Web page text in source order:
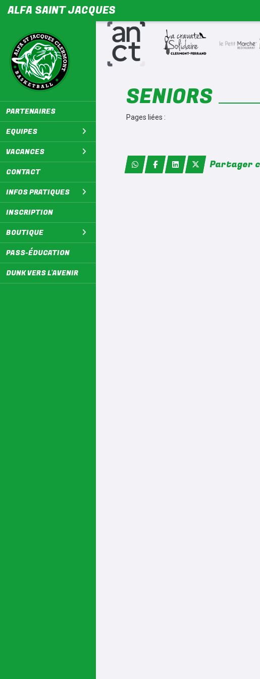
ALFA SAINT JACQUES
PARTENAIRES
EQUIPES
VACANCES
CONTACT
INFOS PRATIQUES
INSCRIPTION
BOUTIQUE
PASS-ÉDUCATION
DUNK VERS L'AVENIR
SENIORS
Pages liées :
Seniors Féminines 1
Seniors Masculins 1
Partager
Panneau de gestion des cookies